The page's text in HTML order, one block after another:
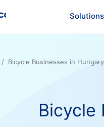
Solutions
Bicycle Businesses in
Bicycle